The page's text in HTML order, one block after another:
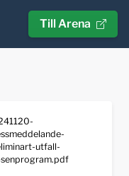
Till Arena
utfall-